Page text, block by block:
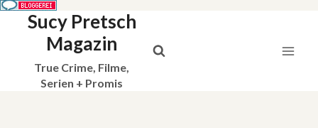
Sucy Pretsch
Magazin
True Crime, Filme,
Serien + Promis